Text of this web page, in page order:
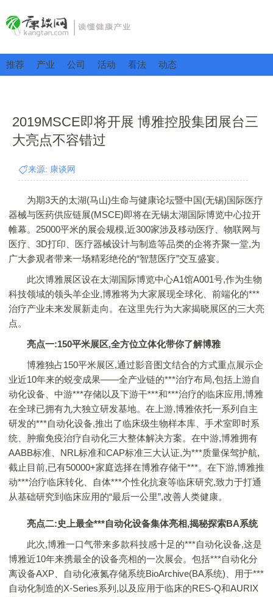
推荐 产业 公司 活动 看法 动态
2019MSCE即将开展 博雅控股集团展台三
大亮点不容错过
来源: 康谈网
为期3天的太湖(马山)生命与健康论坛暨中国(无锡)国际医疗
器械与医药供应链展(MSCE)即将在无锡太湖国际博览中心拉开
帷幕。25000平米的展会规模,近300家涉及移动医疗、物联网与
医疗、3D打印、医疗器械设计与制造等品类的企将齐聚一堂,为
广大参观者带来一场精彩绝伦的“智慧医疗”交互盛宴。
此次博雅展区设在太湖国际博览中心A1馆A001号,作为生物
科技领域的领头羊企业,博雅将为大家展现全球化、前端化的***
治疗产业未来发展新走向。在这里先行为大家揭晓展区的三大亮
点。
亮点一:150平米展区,全方位立体化带你了解博雅
博雅独占150平米展区,通过影音图文结合的方式重点展示企
业近10年来的蜕变成果——全产业链的***治疗布局,包括上游自
动化设备、中游***存储以及下游干***和***治疗的临床应用,博雅
在全球已拥有九大独立研发基地。在上游,博雅依托一系列自主
研发的***自动化设备,推出了临床级生物样本库、手术室即时系
统、肿瘤免疫治疗自动化三大整体解决方案。在中游,博雅拥有
AABB标准、NRL标准和CAP标准三大认证,为***质量保驾护航,
截止目前,已有50000+家庭选择在博雅存储干***。在下游,博雅推
动***治疗临床转化、自体***个性化抗衰等临床研究,致力于打通
从基础研究到临床应用的“最后一公里”,改善人类健康。
亮点二:史上最全***自动化设备集体亮相,揭秘探索BA系统
此次,博雅一口气带来多款科技感十足的***自动化设备,这是
博雅近10年来携最全的设备亮相的一次展会。包括***自动化分
离设备AXP、自动化液氮存储系统BioArchive(BA系统)、用于***
自动化制造的X-Series系列,以及应用于临床的RES-Q和AURIX